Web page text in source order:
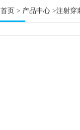
首页 > 产品中心 >注射穿